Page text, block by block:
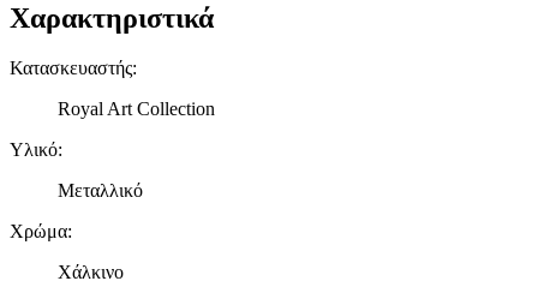
Χαρακτηριστικά
Κατασκευαστής:
Royal Art Collection
Υλικό:
Μεταλλικό
Χρώμα:
Χάλκινο